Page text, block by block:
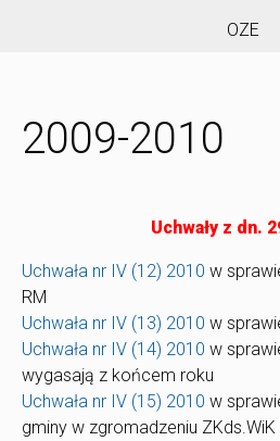
OZE
2009-2010
Uchwały z dn.
Uchwała nr IV (12) 2010 w
RM
Uchwała nr IV (13) 2010 w
Uchwała nr IV (14) 2010 w
wygasają z końcem roku
Uchwała nr IV (15) 2010 w
gminy w zgromadzeniu ZKds.WiK